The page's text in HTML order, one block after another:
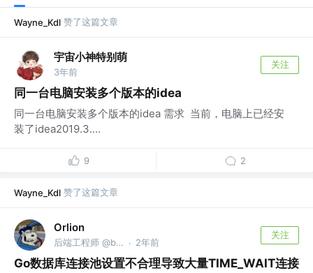
Wayne_Kdl 赞了这篇文章
宇宙小神特别萌
3年前
关注
同一台电脑安装多个版本的idea
同一台电脑安装多个版本的idea 需求 ​ 当前，电脑上已经安
装了idea2019.3....
9 2
Wayne_Kdl 赞了这篇文章
Orlion
后端工程师 @blog.fanscore.cn · 2年前
关注
Go数据库连接池设置不合理导致大量TIME_WAIT连接